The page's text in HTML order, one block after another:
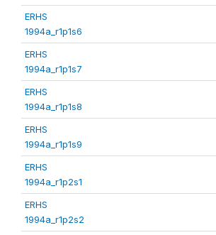
ERHS
1994a_r1p1s6
ERHS
1994a_r1p1s7
ERHS
1994a_r1p1s8
ERHS
1994a_r1p1s9
ERHS
1994a_r1p2s1
ERHS
1994a_r1p2s2